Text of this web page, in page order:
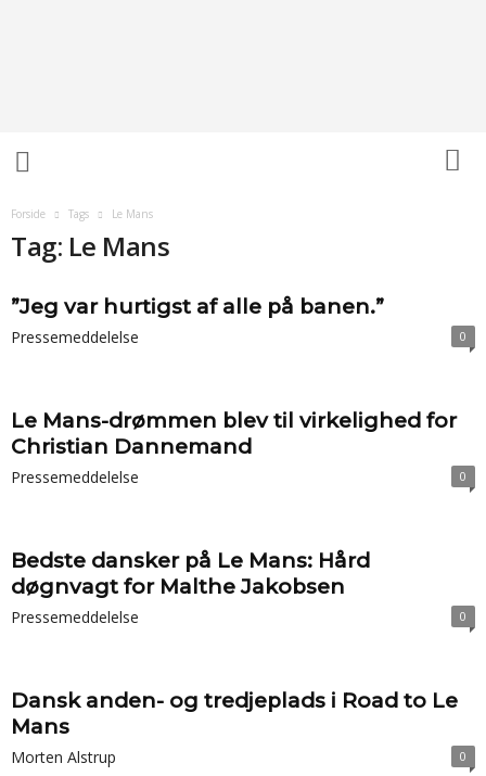
Forside Tags Le Mans
Tag: Le Mans
”Jeg var hurtigst af alle på banen.”
Pressemeddelelse 0
Le Mans-drømmen blev til virkelighed for
Christian Dannemand
Pressemeddelelse 0
Bedste dansker på Le Mans: Hård
døgnvagt for Malthe Jakobsen
Pressemeddelelse 0
Dansk anden- og tredjeplads i Road to Le
Mans
Morten Alstrup 0